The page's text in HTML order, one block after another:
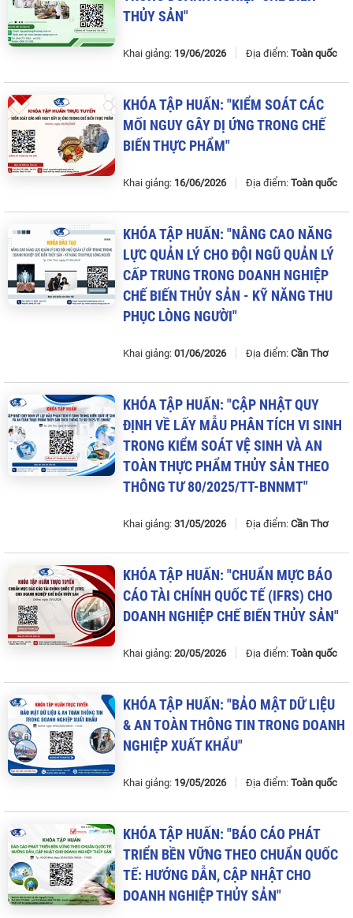
THỦYSẢN"
Khai giảng: 19/06/2026 Địa điểm: Toàn quốc
KHÓATẬP HUẤN: "KIỂM SOÁTCÁC
MỐI NGUYGÂY DỊ ỨNGTRONG CHẾ
BIẾNTHỰC PHẨM"
Khai giảng: 16/06/2026 Địa điểm: Toàn quốc
KHÓATẬP HUẤN: "NÂNG CAO NĂNG
LỰCQUẢN LÝCHO ĐỘI NGŨQUẢN LÝ
CẤPTRUNGTRONG DOANH NGHIỆP
CHẾ BIẾNTHỦYSẢN - KỸ NĂNGTHU
PHỤC LÒNG NGƯỜI"
Khai giảng: 01/06/2026 Địa điểm: Cần Thơ
KHÓATẬP HUẤN: "CẬP NHẬTQUY
ĐỊNH VỀ LẤY MẪU PHÂNTÍCH VI SINH
TRONG KIỂM SOÁTVỆSINH VÀAN
TOÀNTHỰC PHẨMTHỦYSẢNTHEO
THÔNGTƯ 80/2025/TT-BNNMT"
Khai giảng: 31/05/2026 Địa điểm: Cần Thơ
KHÓATẬP HUẤN: "CHUẨN MỰC BÁO
CÁOTÀI CHÍNH QUỐCTẾ(IFRS) CHO
DOANH NGHIỆPCHẾ BIẾNTHỦYSẢN"
Khai giảng: 20/05/2026 Địa điểm: Toàn quốc
KHÓATẬP HUẤN: "BẢO MẬT DỮ LIỆU
&ANTOÀNTHÔNGTINTRONG DOANH
NGHIỆPXUẤT KHẨU"
Khai giảng: 19/05/2026 Địa điểm: Toàn quốc
KHÓATẬP HUẤN: "BÁO CÁO PHÁT
TRIỂN BỀN VỮNGTHEO CHUẨN QUỐC
TẾ: HƯỚNG DẪN,CẬP NHẬTCHO
DOANH NGHIỆPTHỦYSẢN"